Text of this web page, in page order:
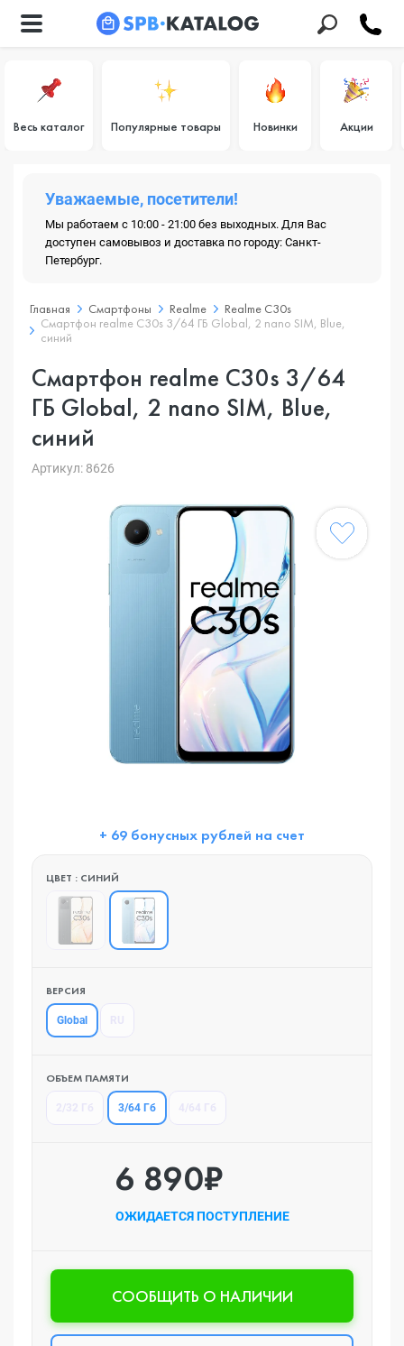
Весь каталог Популярные товары Новинки Акции
Уважаемые, посетители!
Мы работаем с 10:00 - 21:00 без выходных. Для Вас
доступен самовывоз и доставка по городу: Санкт-
Петербург.
Главная Смартфоны Realme
Realme C30s
Смартфон realme C30s 3/64 ГБ Global, 2 nano SIM, Blue,
синий
Смартфон realme C30s 3/64
ГБ Global, 2 nano SIM, Blue,
синий
Артикул: 8626
+ 69 бонусных рублей на счет
ЦВЕТ : СИНИЙ
ВЕРСИЯ
Global
ОБЪЕМ ПАМЯТИ
3/64 Гб
6 890₽
ОЖИДАЕТСЯ ПОСТУПЛЕНИЕ
CООБЩИТЬ О НАЛИЧИИ